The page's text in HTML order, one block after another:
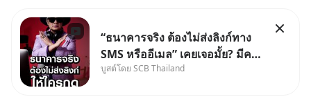
“ธนาคารจริง ต้องไม่ส่งลิงก์ทาง
SMS หรืออีเมล” เคยเจอมั้ย? มีคน
อ้างว่าโทรจากธนาคาร บอกว่า
บูสต์โดย SCB Thailand